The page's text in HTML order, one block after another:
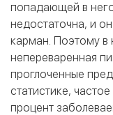
попадающей в
недостаточна, и
карман. Поэтому в
непереваренная
проглоченные
статистике,
процент